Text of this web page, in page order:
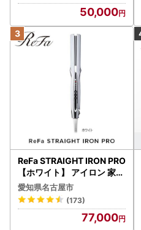
50,000
ReFa STRAIGHT IRON PRO
【ホワイト】 アイロン 家電
美容 リファ アイロン
愛知県名古屋市
(173)
77,000